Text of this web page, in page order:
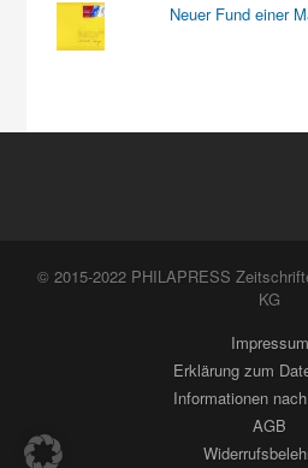
Neuer Fund einer
© 2015-2022 PHILAPRESS
KG
Impressum
Erklärung zum
Informationen
AGB